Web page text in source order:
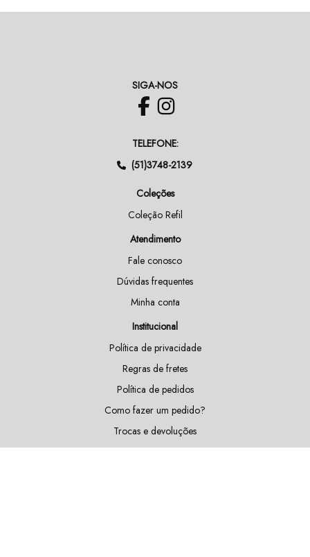
SIGA-NOS
TELEFONE:
(51)3748-2139
Coleções
Coleção Refil
Atendimento
Fale conosco
Dúvidas frequentes
Minha conta
Institucional
Política de privacidade
Regras de fretes
Política de pedidos
Como fazer um pedido?
Trocas e devoluções
Doações e patrocínios